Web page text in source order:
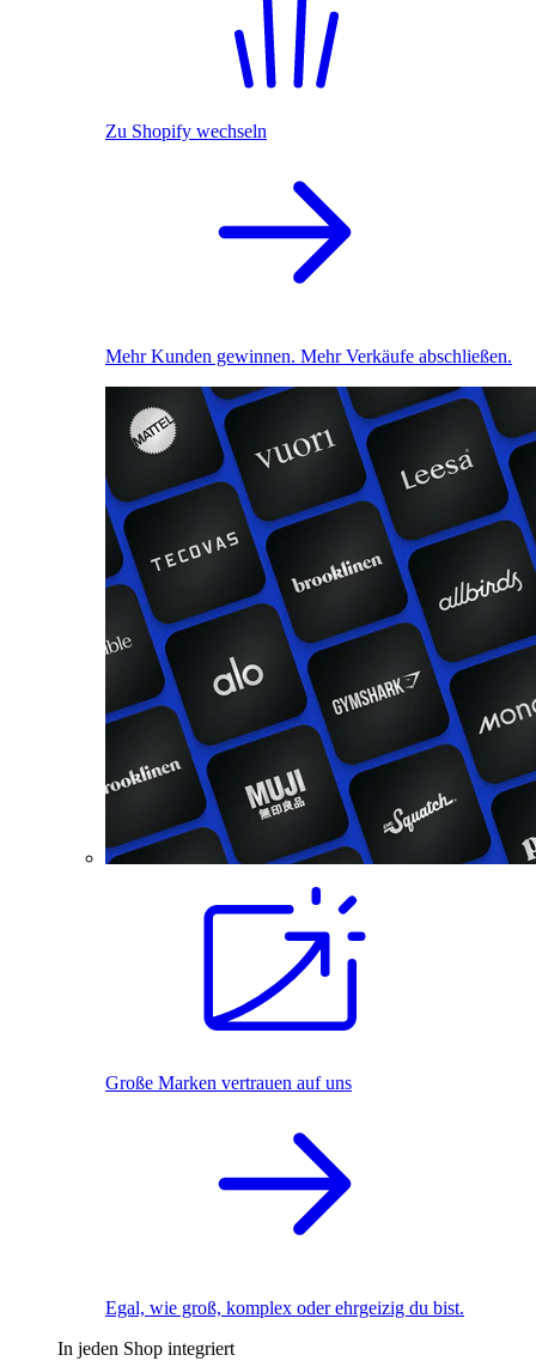
Zu Shopify wechseln
Mehr Kunden gewinnen. Mehr Verkäufe abschließen.
Große Marken vertrauen auf uns
Egal, wie groß, komplex oder ehrgeizig du bist.
In jeden Shop integriert